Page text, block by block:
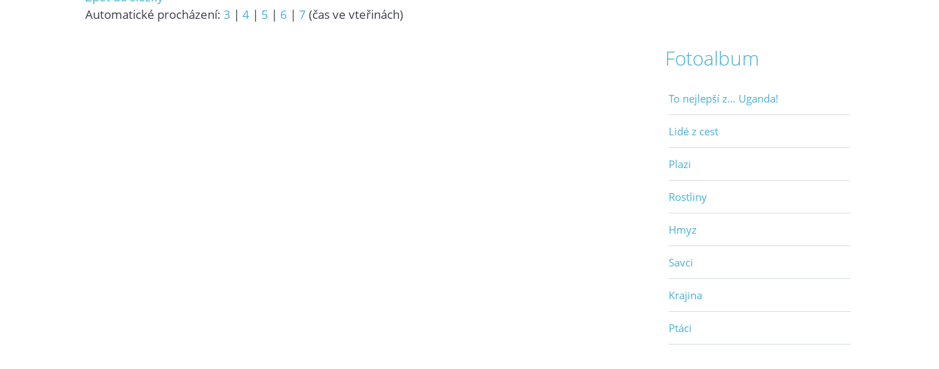
Automatické procházení: 3 | 4 | 5 | 6 | 7 (čas ve vteřinách)
Fotoalbum
To nejlepší z... Uganda!
Lidé z cest
Plazi
Rostliny
Hmyz
Savci
Krajina
Ptáci